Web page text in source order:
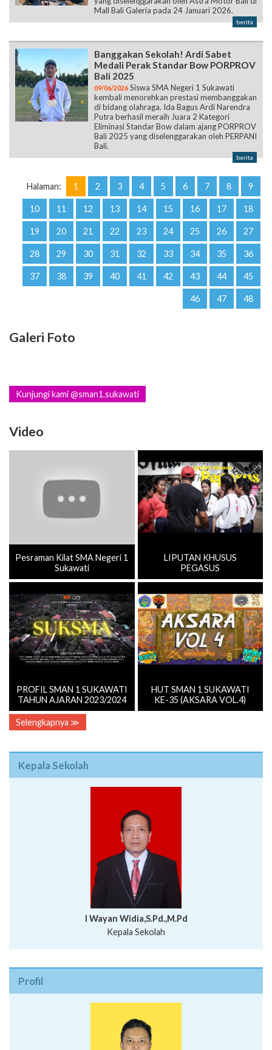
Mall Bali Galeria pada 24 Januari 2026.
berita
Banggakan Sekolah! Ardi Sabet
Medali Perak Standar Bow PORPROV
Bali 2025
09/06/2026 Siswa SMA Negeri 1 Sukawati
kembali menorehkan prestasi membanggakan
di bidang olahraga. Ida Bagus Ardi Narendra
Putra berhasil meraih Juara 2 Kategori
Eliminasi Standar Bow dalam ajang PORPROV
Bali 2025 yang diselenggarakan oleh PERPANI
Bali.
berita
Halaman: 1 2 3 4 5 6 7 8 9
10 11 12 13 14 15 16 17 18
19 20 21 22 23 24 25 26 27
28 29 30 31 32 33 34 35 36
37 38 39 40 41 42 43 44 45
46 47 48
Galeri Foto
Kunjungi kami @sman1.sukawati
Video
Pesraman Kilat SMA Negeri 1
Sukawati
LIPUTAN KHUSUS
PEGASUS
PROFIL SMAN 1 SUKAWATI
TAHUN AJARAN 2023/2024
HUT SMAN 1 SUKAWATI
KE-35 (AKSARA VOL.4)
Selengkapnya ≫
Kepala Sekolah
I Wayan Widia,S.Pd.,M.Pd
Kepala Sekolah
Profil